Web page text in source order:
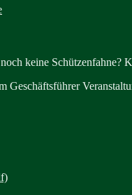
keine Schützenfahne?
Geschäftsführer